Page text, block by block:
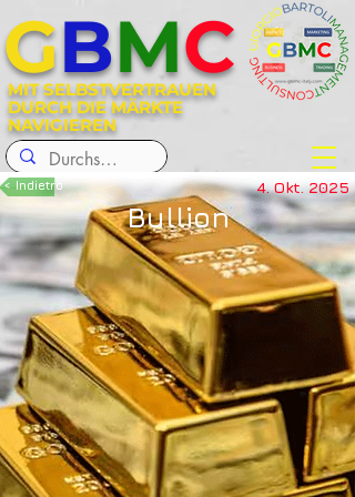
MIT SELBSTVERTRAUEN
DURCH DIE MÄRKTE
NAVIGIEREN
GBMC
< Indietro 4. Okt. 2025
Bullion